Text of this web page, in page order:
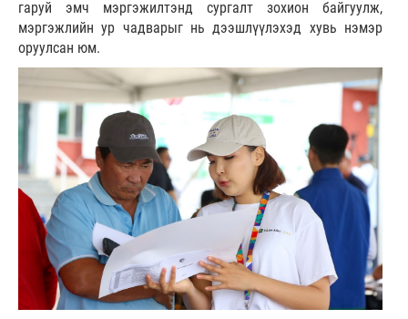
гаруй эмч мэргэжилтэнд сургалт зохион байгуулж,
мэргэжлийн ур чадварыг нь дээшлүүлэхэд хувь нэмэр
оруулсан юм.